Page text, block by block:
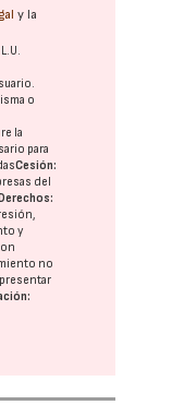
y la
o
la
para
Cesión:
del
y
no